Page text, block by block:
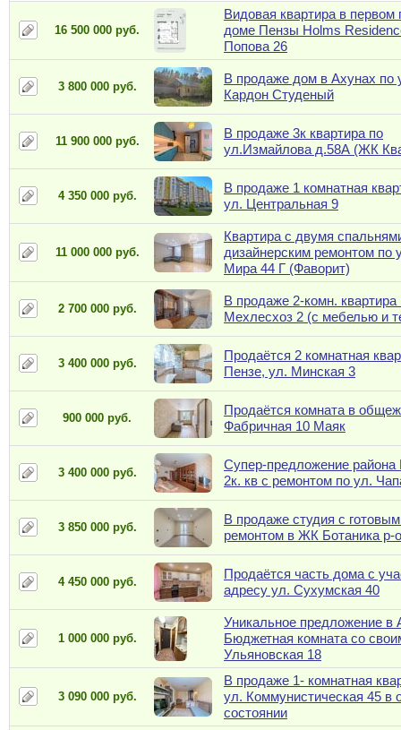
16 500 000 руб.
Видовая квартира в первом
доме Пензы Holms
Попова 26
3 800 000 руб.
В продаже дом в Ахунах по
Кардон Студеный
11 900 000 руб.
В продаже 3к квартира по
ул.Измайлова д.58А (ЖК
4 350 000 руб.
В продаже 1 комнатная
ул. Центральная 9
11 000 000 руб.
Квартира с двумя
дизайнерским ремонтом по
Мира 44 Г (Фаворит)
2 700 000 руб.
В продаже 2-комн. квартира
Мехлесхоз 2 (с мебелью и
3 400 000 руб.
Продаётся 2 комнатная
Пензе, ул. Минская 3
900 000 руб.
Продаётся комната в
Фабричная 10 Маяк
3 400 000 руб.
Супер-предложение
2к. кв с ремонтом по ул.
3 850 000 руб.
В продаже студия с
ремонтом в ЖК Ботаника р-
4 450 000 руб.
Продаётся часть дома с
адресу ул. Сухумская 40
1 000 000 руб.
Уникальное предложение в
Бюджетная комната со
Ульяновская 18
3 090 000 руб.
В продаже 1- комнатная
ул. Коммунистическая 45 в
состоянии